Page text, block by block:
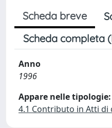
Scheda breve
Scheda completa
Anno
1996
Appare nelle tipologie:
4.1 Contributo in Atti di